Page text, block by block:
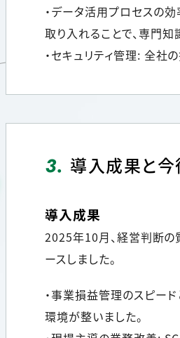
・データ活用プロセスの
取り入れることで、専門
・セキュリティ管理: 全社
3. 導入成果と今
導入成果
2025年10月、経営判断の
ースしました。
・事業損益管理のスピー
環境が整いました。